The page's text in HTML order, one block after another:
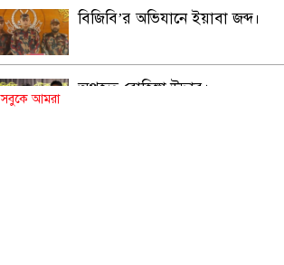
বিজিবি’র অভিযানে ইয়াবা জব্দ।
অপহৃত রোহিঙ্গা উদ্ধার।
আমরা